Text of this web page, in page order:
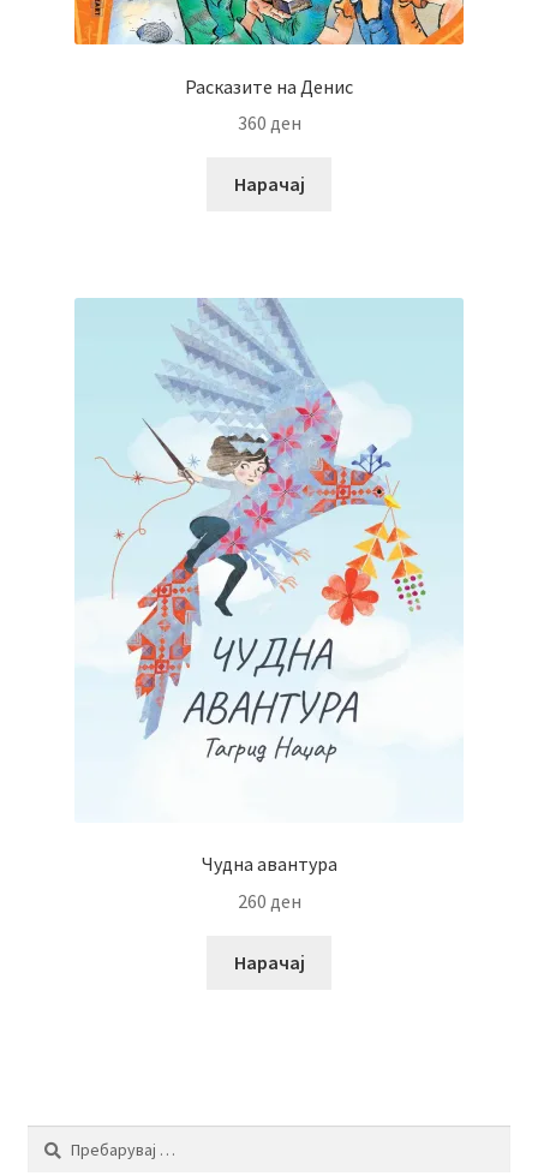
Расказите на Денис
360 ден
Нарачај
Чудна авантура
260 ден
Нарачај
Пребарувај